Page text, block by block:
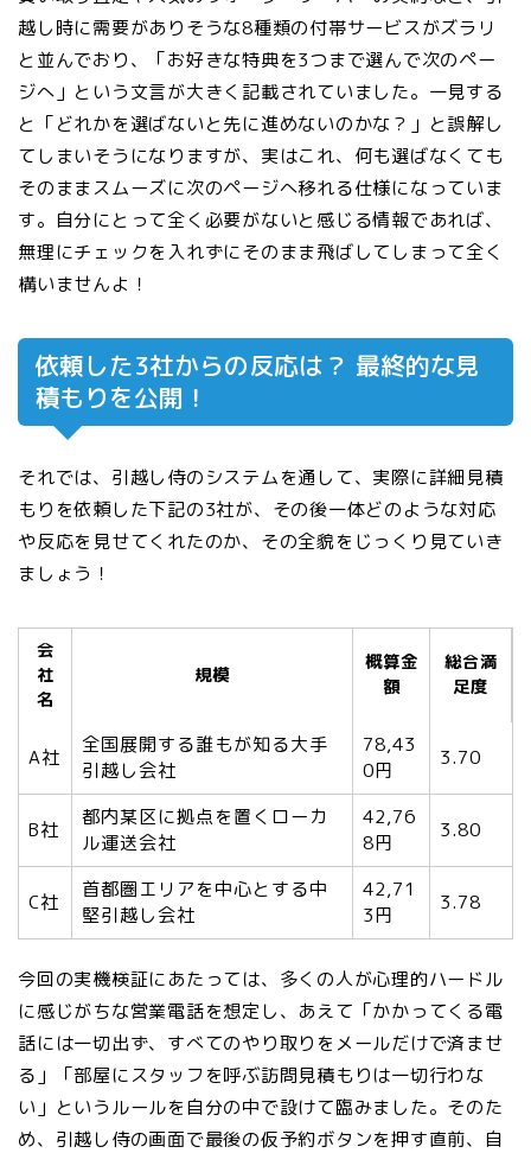
越し時に需要がありそうな8種類の付帯サービスがズラリ
と並んでおり、「お好きな特典を3つまで選んで次のペー
ジへ」という文言が大きく記載されていました。一見する
と「どれかを選ばないと先に進めないのかな？」と誤解し
てしまいそうになりますが、実はこれ、何も選ばなくても
そのままスムーズに次のページへ移れる仕様になっていま
す。自分にとって全く必要がないと感じる情報であれば、
無理にチェックを入れずにそのまま飛ばしてしまって全く
構いませんよ！
依頼した3社からの反応は？ 最終的な見
積もりを公開！
それでは、引越し侍のシステムを通して、実際に詳細見積
もりを依頼した下記の3社が、その後一体どのような対応
や反応を見せてくれたのか、その全貌をじっくり見ていき
ましょう！
会
社
名
規模
概算金
額
総合満
足度
A社
全国展開する誰もが知る大手
引越し会社
78,43
0円
3.70
B社
都内某区に拠点を置くローカ
ル運送会社
42,76
8円
3.80
C社
首都圏エリアを中心とする中
堅引越し会社
42,71
3円
3.78
今回の実機検証にあたっては、多くの人が心理的ハードル
に感じがちな営業電話を想定し、あえて「かかってくる電
話には一切出ず、すべてのやり取りをメールだけで済ませ
る」「部屋にスタッフを呼ぶ訪問見積もりは一切行わな
い」というルールを自分の中で設けて臨みました。そのた
め、引越し侍の画面で最後の仮予約ボタンを押す直前、自